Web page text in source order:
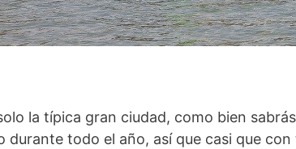
la típica gran ciudad, como bien
durante todo el año, así que casi que